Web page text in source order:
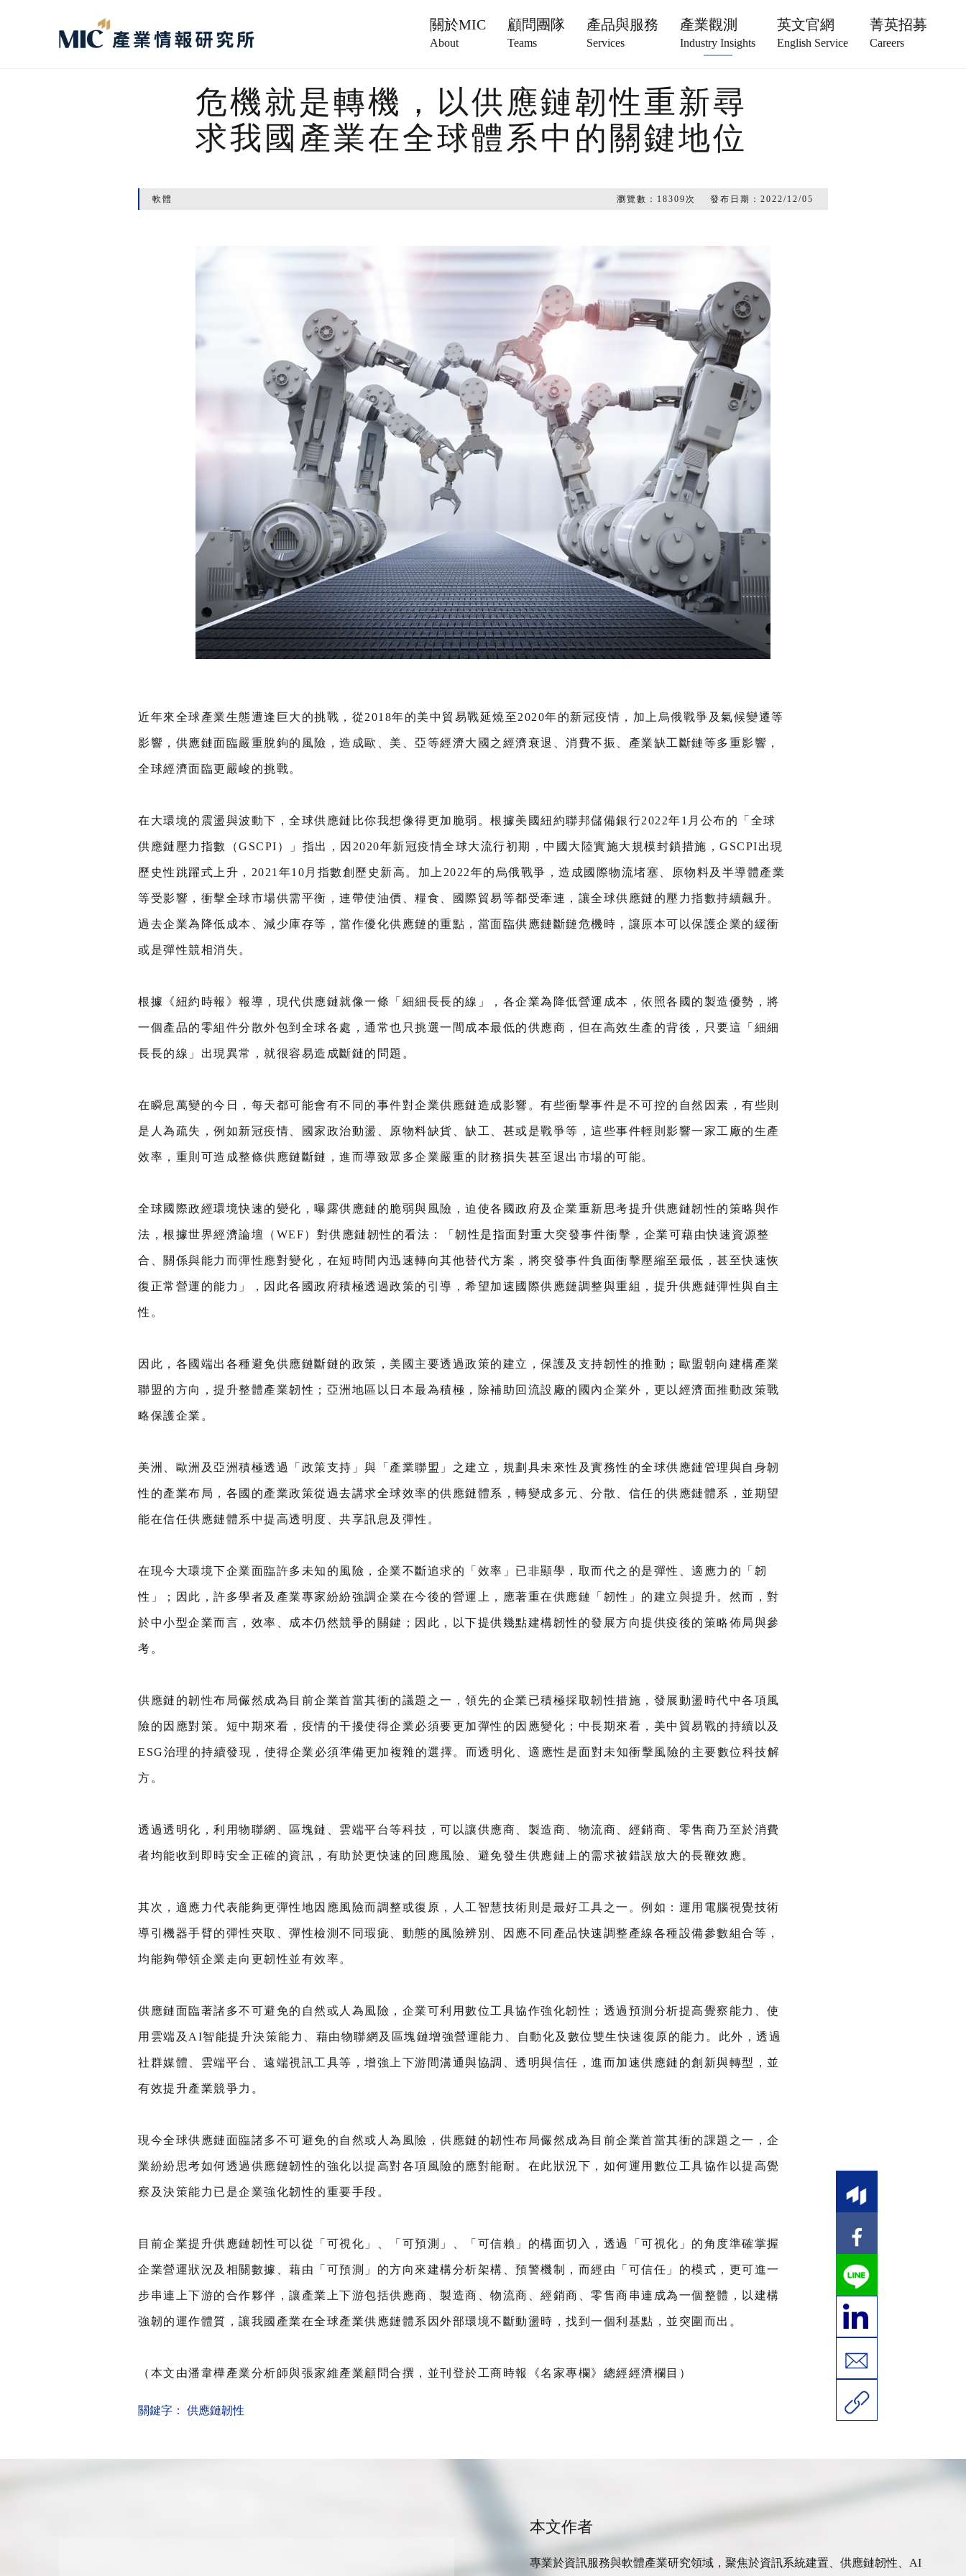
關於MIC
About
顧問團隊
Teams
產品與服務
Services
產業觀測
Industry Insights
英文官網
English Service
菁英招募
Careers
危機就是轉機，以供應鏈韌性重新尋
求我國產業在全球體系中的關鍵地位
軟體 瀏覽數： 18309 次 發布日期： 2022/12/05
近年來全球產業生態遭逢巨大的挑戰，從2018年的美中貿易戰延燒至2020年的新冠疫情，加上烏俄戰爭及氣候變遷等
影響，供應鏈面臨嚴重脫鉤的風險，造成歐、美、亞等經濟大國之經濟衰退、消費不振、產業缺工斷鏈等多重影響，
全球經濟面臨更嚴峻的挑戰。
在大環境的震盪與波動下，全球供應鏈比你我想像得更加脆弱。根據美國紐約聯邦儲備銀行2022年1月公布的「全球
供應鏈壓力指數（GSCPI）」指出，因2020年新冠疫情全球大流行初期，中國大陸實施大規模封鎖措施，GSCPI出現
歷史性跳躍式上升，2021年10月指數創歷史新高。加上2022年的烏俄戰爭，造成國際物流堵塞、原物料及半導體產業
等受影響，衝擊全球市場供需平衡，連帶使油價、糧食、國際貿易等都受牽連，讓全球供應鏈的壓力指數持續飆升。
過去企業為降低成本、減少庫存等，當作優化供應鏈的重點，當面臨供應鏈斷鏈危機時，讓原本可以保護企業的緩衝
或是彈性競相消失。
根據《紐約時報》報導，現代供應鏈就像一條「細細長長的線」，各企業為降低營運成本，依照各國的製造優勢，將
一個產品的零組件分散外包到全球各處，通常也只挑選一間成本最低的供應商，但在高效生產的背後，只要這「細細
長長的線」出現異常，就很容易造成斷鏈的問題。
在瞬息萬變的今日，每天都可能會有不同的事件對企業供應鏈造成影響。有些衝擊事件是不可控的自然因素，有些則
是人為疏失，例如新冠疫情、國家政治動盪、原物料缺貨、缺工、甚或是戰爭等，這些事件輕則影響一家工廠的生產
效率，重則可造成整條供應鏈斷鏈，進而導致眾多企業嚴重的財務損失甚至退出市場的可能。
全球國際政經環境快速的變化，曝露供應鏈的脆弱與風險，迫使各國政府及企業重新思考提升供應鏈韌性的策略與作
法，根據世界經濟論壇（WEF）對供應鏈韌性的看法：「韌性是指面對重大突發事件衝擊，企業可藉由快速資源整
合、關係與能力而彈性應對變化，在短時間內迅速轉向其他替代方案，將突發事件負面衝擊壓縮至最低，甚至快速恢
復正常營運的能力」，因此各國政府積極透過政策的引導，希望加速國際供應鏈調整與重組，提升供應鏈彈性與自主
性。
因此，各國端出各種避免供應鏈斷鏈的政策，美國主要透過政策的建立，保護及支持韌性的推動；歐盟朝向建構產業
聯盟的方向，提升整體產業韌性；亞洲地區以日本最為積極，除補助回流設廠的國內企業外，更以經濟面推動政策戰
略保護企業。
美洲、歐洲及亞洲積極透過「政策支持」與「產業聯盟」之建立，規劃具未來性及實務性的全球供應鏈管理與自身韌
性的產業布局，各國的產業政策從過去講求全球效率的供應鏈體系，轉變成多元、分散、信任的供應鏈體系，並期望
能在信任供應鏈體系中提高透明度、共享訊息及彈性。
在現今大環境下企業面臨許多未知的風險，企業不斷追求的「效率」已非顯學，取而代之的是彈性、適應力的「韌
性」；因此，許多學者及產業專家紛紛強調企業在今後的營運上，應著重在供應鏈「韌性」的建立與提升。然而，對
於中小型企業而言，效率、成本仍然競爭的關鍵；因此，以下提供幾點建構韌性的發展方向提供疫後的策略佈局與參
考。
供應鏈的韌性布局儼然成為目前企業首當其衝的議題之一，領先的企業已積極採取韌性措施，發展動盪時代中各項風
險的因應對策。短中期來看，疫情的干擾使得企業必須要更加彈性的因應變化；中長期來看，美中貿易戰的持續以及
ESG治理的持續發現，使得企業必須準備更加複雜的選擇。而透明化、適應性是面對未知衝擊風險的主要數位科技解
方。
透過透明化，利用物聯網、區塊鏈、雲端平台等科技，可以讓供應商、製造商、物流商、經銷商、零售商乃至於消費
者均能收到即時安全正確的資訊，有助於更快速的回應風險、避免發生供應鏈上的需求被錯誤放大的長鞭效應。
其次，適應力代表能夠更彈性地因應風險而調整或復原，人工智慧技術則是最好工具之一。例如：運用電腦視覺技術
導引機器手臂的彈性夾取、彈性檢測不同瑕疵、動態的風險辨別、因應不同產品快速調整產線各種設備參數組合等，
均能夠帶領企業走向更韌性並有效率。
供應鏈面臨著諸多不可避免的自然或人為風險，企業可利用數位工具協作強化韌性；透過預測分析提高覺察能力、使
用雲端及AI智能提升決策能力、藉由物聯網及區塊鏈增強營運能力、自動化及數位雙生快速復原的能力。此外，透過
社群媒體、雲端平台、遠端視訊工具等，增強上下游間溝通與協調、透明與信任，進而加速供應鏈的創新與轉型，並
有效提升產業競爭力。
現今全球供應鏈面臨諸多不可避免的自然或人為風險，供應鏈的韌性布局儼然成為目前企業首當其衝的課題之一，企
業紛紛思考如何透過供應鏈韌性的強化以提高對各項風險的應對能耐。在此狀況下，如何運用數位工具協作以提高覺
察及決策能力已是企業強化韌性的重要手段。
目前企業提升供應鏈韌性可以從「可視化」、「可預測」、「可信賴」的構面切入，透過「可視化」的角度準確掌握
企業營運狀況及相關數據、藉由「可預測」的方向來建構分析架構、預警機制，而經由「可信任」的模式，更可進一
步串連上下游的合作夥伴，讓產業上下游包括供應商、製造商、物流商、經銷商、零售商串連成為一個整體，以建構
強韌的運作體質，讓我國產業在全球產業供應鏈體系因外部環境不斷動盪時，找到一個利基點，並突圍而出。
（本文由潘韋樺產業分析師與張家維產業顧問合撰，並刊登於工商時報《名家專欄》總經經濟欄目）
關鍵字： 供應鏈韌性
本文作者
專業於資訊服務與軟體產業研究領域，聚焦於資訊系統建置、供應鏈韌性、AI